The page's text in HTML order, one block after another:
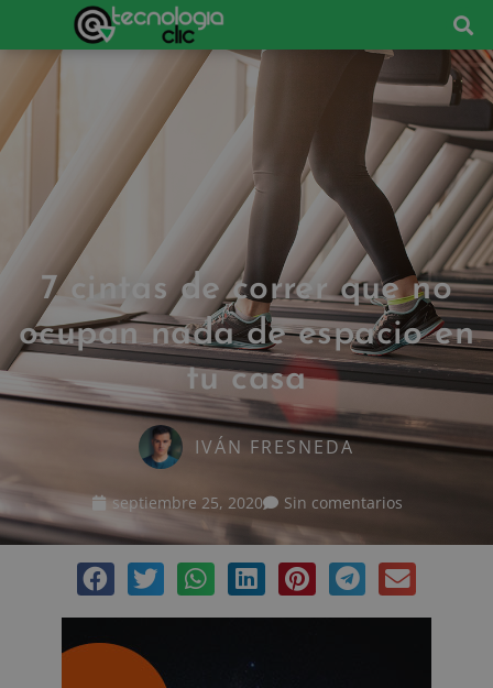
7 cintas de correr que no
ocupan nada de espacio en
tu casa
IVÁN FRESNEDA
septiembre 25, 2020 Sin comentarios